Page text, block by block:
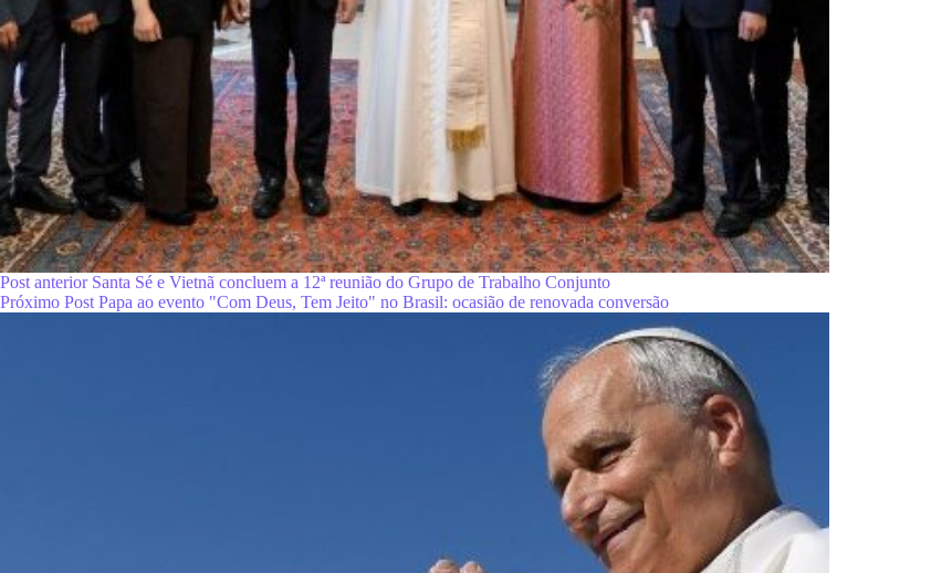
Post anterior Santa Sé e Vietnã concluem a 12ª reunião do Grupo de Trabalho Conjunto
Próximo Post Papa ao evento "Com Deus, Tem Jeito" no Brasil: ocasião de renovada conversão